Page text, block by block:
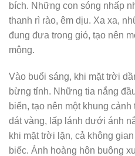
bích. Những con sóng nhấp
thanh rì rào, êm dịu. Xa xa,
đung đưa trong gió, tạo nên
mộng.
Vào buổi sáng, khi mặt trời
bừng tỉnh. Những tia nắng
biển, tạo nên một khung
dát vàng, lấp lánh dưới ánh
khi mặt trời lặn, cả không
biếc. Ánh hoàng hôn buông